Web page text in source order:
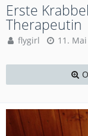
Erste
Therapeutin
flygirl 11.